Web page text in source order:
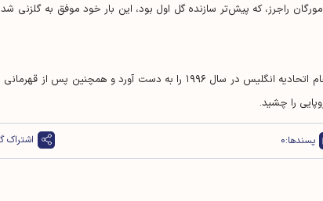
استون‌ویلا در نیمه دوم نیز کنترل بازی را حفظ کرد و در دقیقه ۵۸ مورگان راجرز، که پیش‌تر سازنده گل اول بود، این بار خود موفق به گلزنی
با این قهرمانی، استون‌ویلا نخستین جام بزرگ خود از زمان فتح جام اتحادیه انگلیس در سال ۱۹۹۶ را به دست آورد و همچنین پس از
پسندها:0 اشتراک